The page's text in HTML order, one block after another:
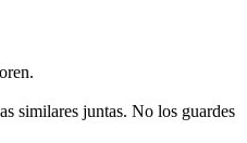
similares juntas. No los guardes